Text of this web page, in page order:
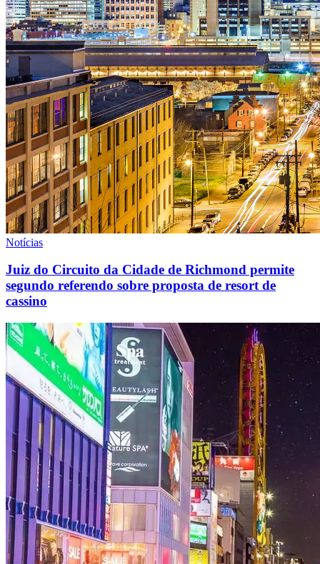
Notícias
Juiz do Circuito da Cidade de Richmond permite
segundo referendo sobre proposta de resort de
cassino